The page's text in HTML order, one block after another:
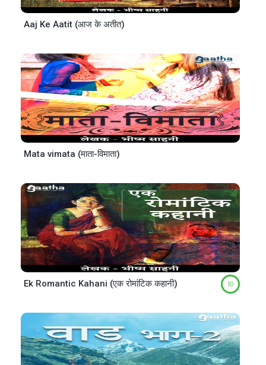
Aaj Ke Aatit (आज के अतीत)
Mata vimata (माता-विमाता)
Ek Romantic Kahani (एक रोमांटिक कहानी) 10